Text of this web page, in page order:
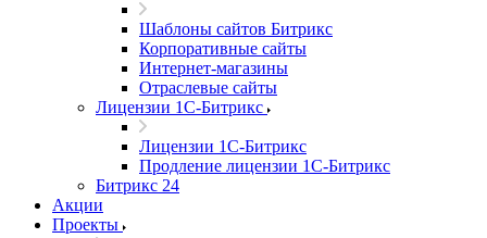
Шаблоны сайтов Битрикс
Корпоративные сайты
Интернет-магазины
Отраслевые сайты
Лицензии 1С-Битрикс
Лицензии 1С-Битрикс
Продление лицензии 1С-Битрикс
Битрикс 24
Акции
Проекты